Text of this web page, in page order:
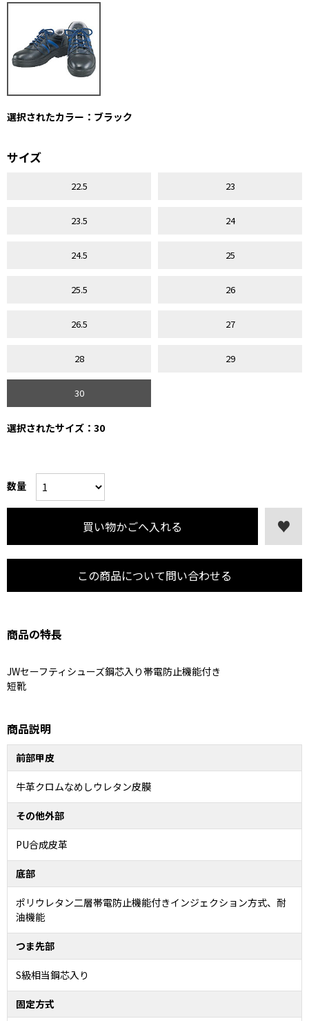
選択されたカラー：ブラック
サイズ
22.5 23
23.5 24
24.5 25
25.5 26
26.5 27
28 29
30
選択されたサイズ：30
数量
この商品について問い合わせる
商品の特長
JWセーフティシューズ鋼芯入り帯電防止機能付き
短靴
商品説明
前部甲皮
牛革クロムなめしウレタン皮膜
その他外部
PU合成皮革
底部
ポリウレタン二層帯電防止機能付きインジェクション方式、耐
油機能
つま先部
S級相当鋼芯入り
固定方式